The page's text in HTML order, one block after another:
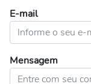
E-mail
Mensagem